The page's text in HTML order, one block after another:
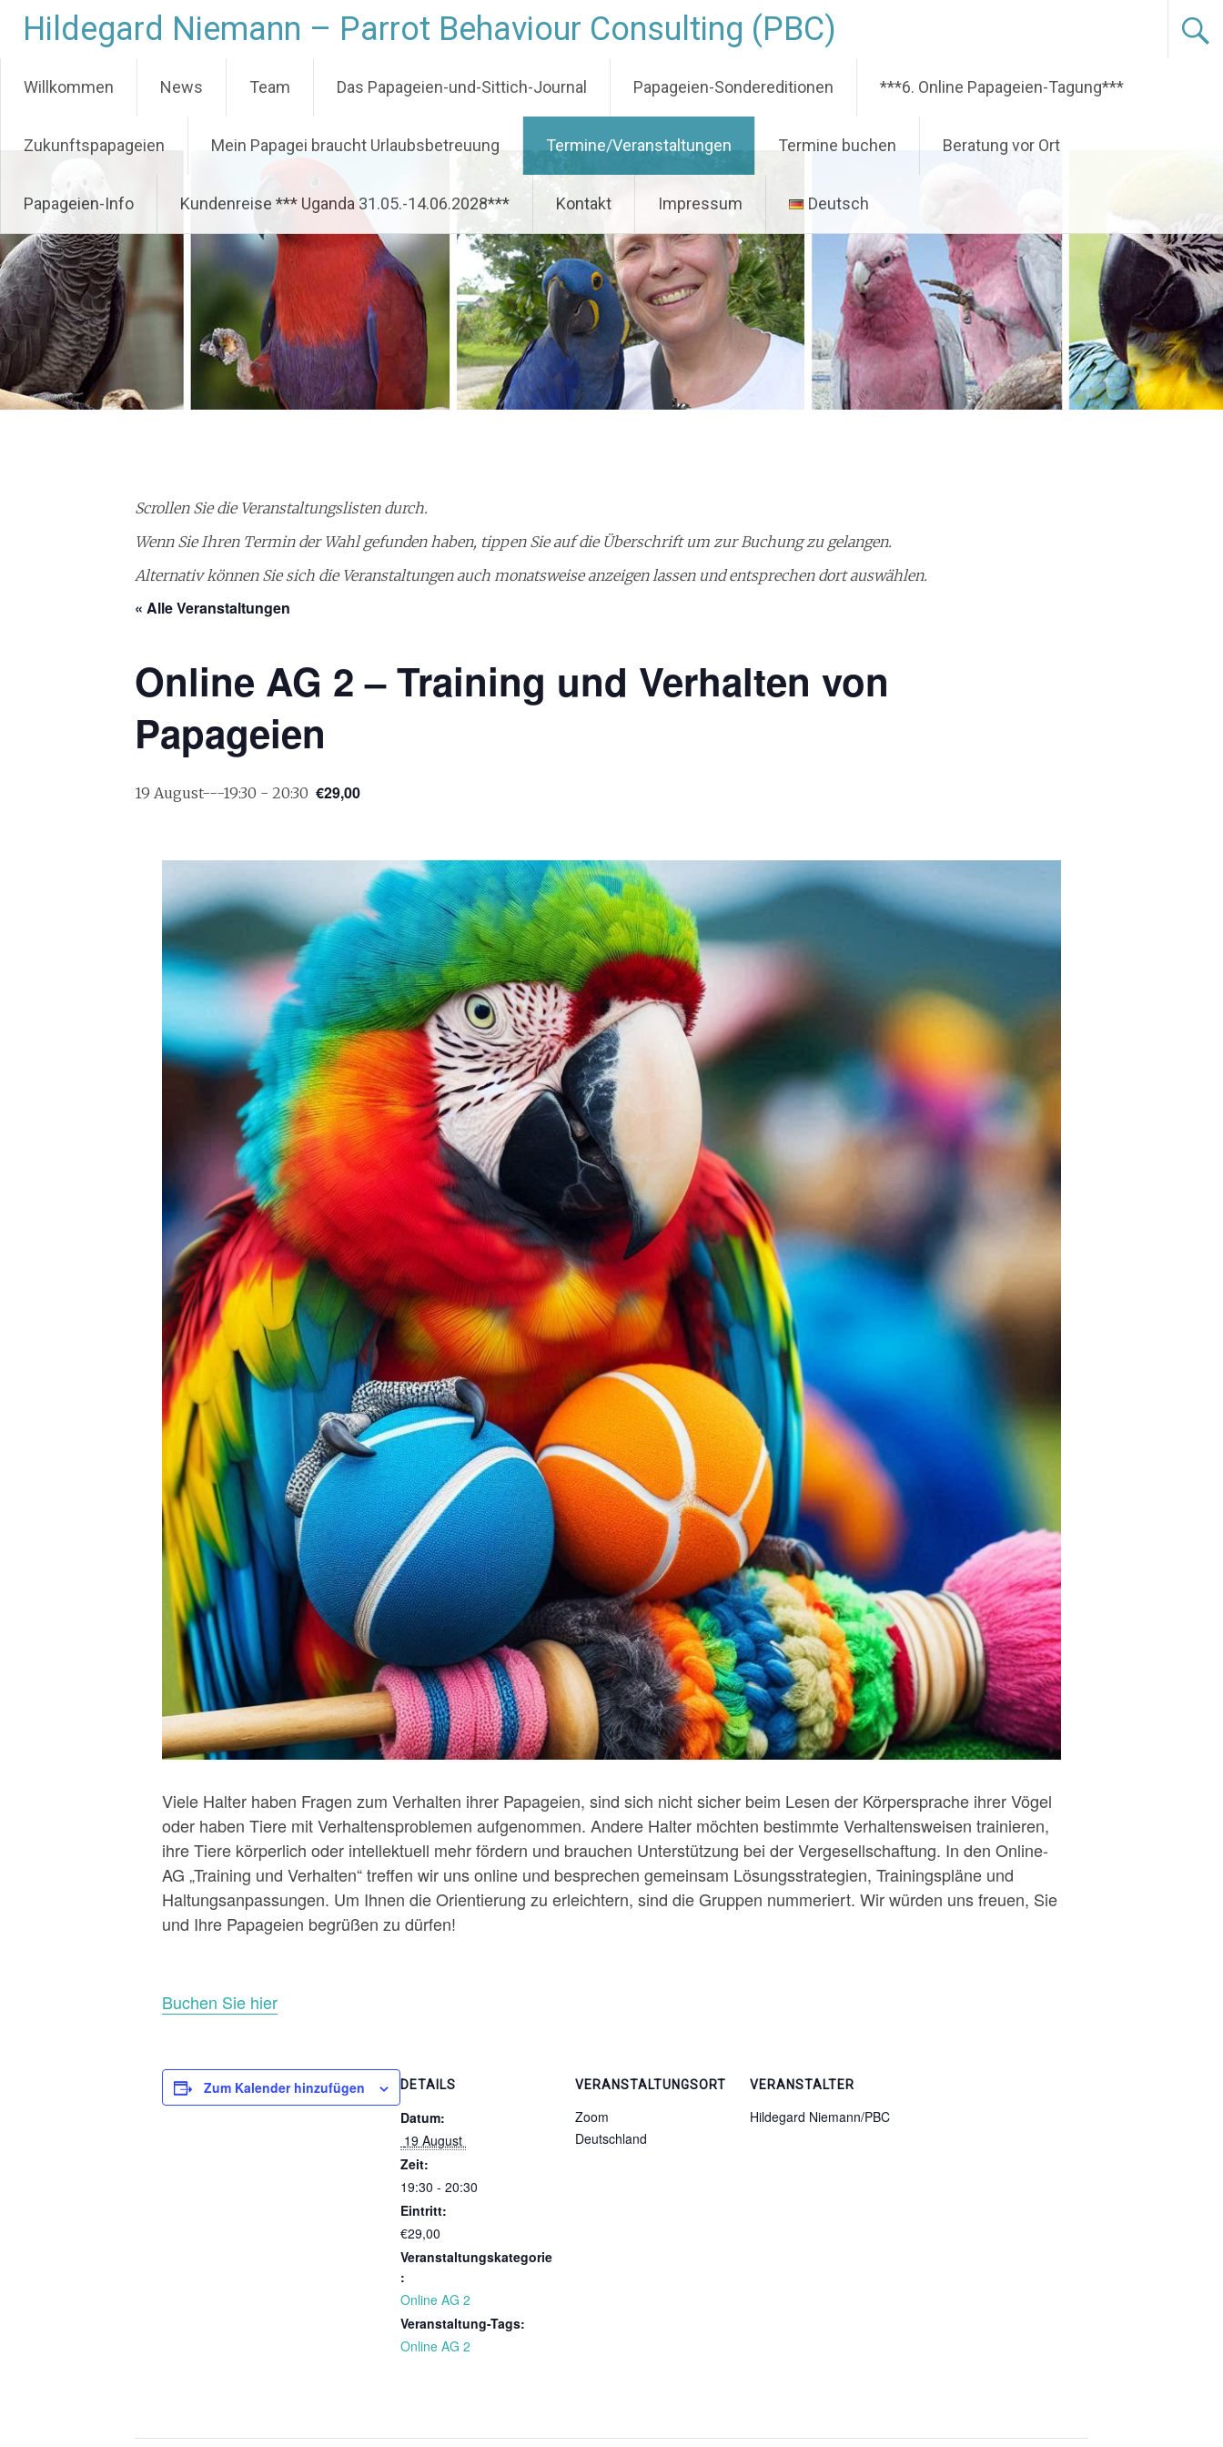
Inhalt
springen
Hildegard Niemann – Parrot Behaviour Consulting (PBC)
Willkommen News Team Das Papageien-und-Sittich-Journal Papageien-Sondereditionen ***6. Online Papageien-Tagung***
Zukunftspapageien Mein Papagei braucht Urlaubsbetreuung Termine/Veranstaltungen Termine buchen Beratung vor Ort
Papageien-Info Kundenreise *** Uganda 31.05.-14.06.2028*** Kontakt Impressum Deutsch
Scrollen Sie die Veranstaltungslisten durch.
Wenn Sie Ihren Termin der Wahl gefunden haben, tippen Sie auf die Überschrift um zur Buchung zu gelangen.
Alternativ können Sie sich die Veranstaltungen auch monatsweise anzeigen lassen und entsprechen dort auswählen.
« Alle Veranstaltungen
Online AG 2 – Training und Verhalten von
Papageien
19 August---19:30 - 20:30 €29,00
Viele Halter haben Fragen zum Verhalten ihrer Papageien, sind sich nicht sicher beim Lesen der Körpersprache ihrer Vögel
oder haben Tiere mit Verhaltensproblemen aufgenommen. Andere Halter möchten bestimmte Verhaltensweisen trainieren,
ihre Tiere körperlich oder intellektuell mehr fördern und brauchen Unterstützung bei der Vergesellschaftung. In den Online-
AG „Training und Verhalten“ treffen wir uns online und besprechen gemeinsam Lösungsstrategien, Trainingspläne und
Haltungsanpassungen. Um Ihnen die Orientierung zu erleichtern, sind die Gruppen nummeriert. Wir würden uns freuen, Sie
und Ihre Papageien begrüßen zu dürfen!
Buchen Sie hier
Zum Kalender hinzufügen DETAILS
Datum:
19 August
Zeit:
19:30 - 20:30
Eintritt:
€29,00
Veranstaltungskategorie
:
Online AG 2
Veranstaltung-Tags:
Online AG 2
VERANSTALTUNGSORT
Zoom
Deutschland
VERANSTALTER
Hildegard Niemann/PBC